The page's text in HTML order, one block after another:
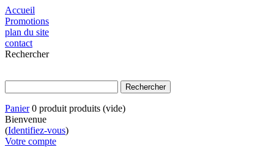
Accueil
Promotions
plan du site
contact
Rechercher
Panier 0 produit produits (vide)
Bienvenue
(Identifiez-vous)
Votre compte